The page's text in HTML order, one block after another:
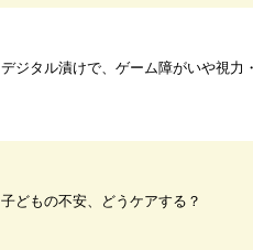
デジタル漬けで、ゲーム障がいや視力・
子どもの不安、どうケアする？